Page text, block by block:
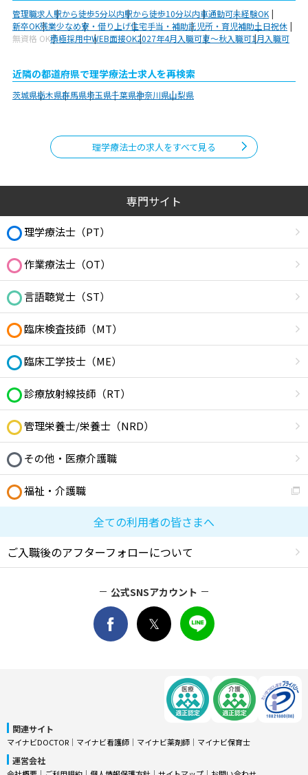
管理職求人駅から徒歩5分以内駅から徒歩10分以内車通勤可未経験OK
新卒OK残業少なめ寮・借り上げ住宅手当・補助託児所・育児補助土日祝休
無資格 OK積極採用中WEB面接OK2027年4月入職可夏～秋入職可1月入職可
近隣の都道府県で理学療法士求人を再検索
茨城県栃木県群馬県埼玉県千葉県神奈川県山梨県
理学療法士の求人をすべて見る
専門サイト
理学療法士（PT）
作業療法士（OT）
言語聴覚士（ST）
臨床検査技師（MT）
臨床工学技士（ME）
診療放射線技師（RT）
管理栄養士/栄養士（NRD）
その他・医療介護職
福祉・介護職
全ての利用者の皆さまへ
ご入職後のアフターフォローについて
公式SNSアカウント
関連サイト
マイナビDOCTOR │ マイナビ看護師 │ マイナビ薬剤師 │ マイナビ保育士
運営会社